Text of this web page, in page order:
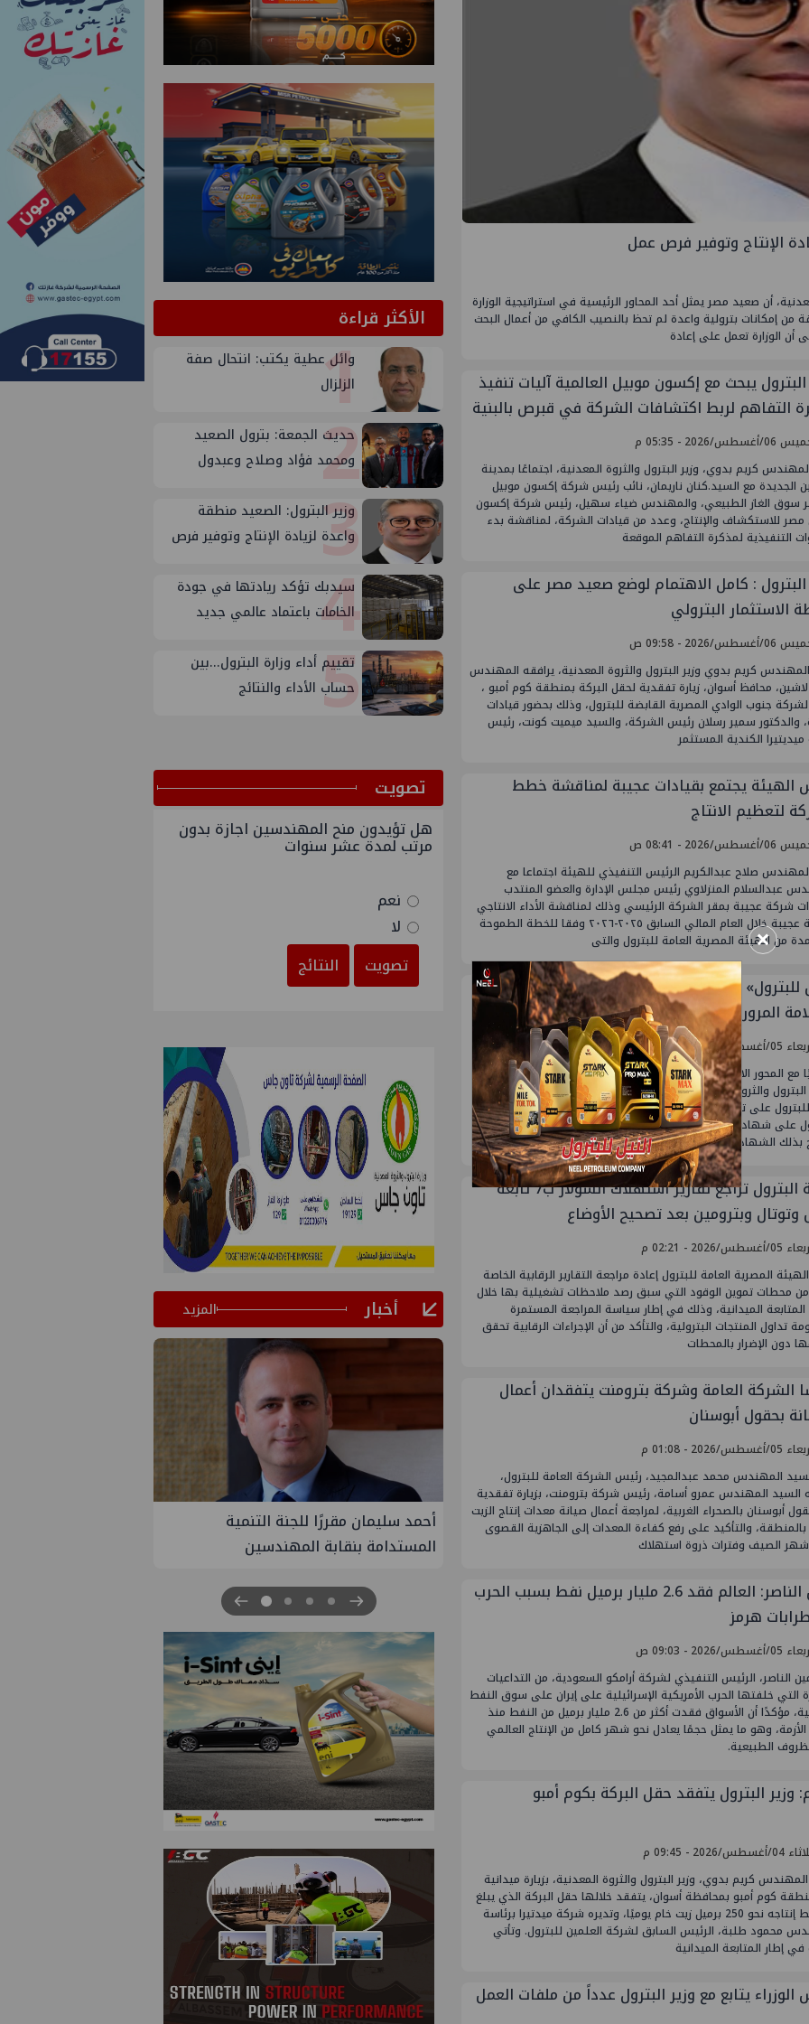
الإنتاج وتوفير فرص عمل
أن صعيد مصر يمثل أحد المحاور الرئيسية في استراتيجية الوزارة
من إمكانات بترولية واعدة لم تحظ بالنصيب الكافي من أعمال البحث
أن الوزارة تعمل على إعادة
البترول يبحث مع إكسون موبيل العالمية آليات تنفيذ
التفاهم لربط اكتشافات الشركة في قبرص بالبنية
المصرية2026 - 05:35 م
كريم بدوي، وزير البترول والثروة المعدنية، اجتماعًا بمدينة
الجديدة مع السيد.كنان ناريمان، نائب رئيس شركة إكسون موبيل
سوق الغاز الطبيعي، والمهندس ضياء سهيل، رئيس شركة إكسون
مصر للاستكشاف والإنتاج، وعدد من قيادات الشركة، لمناقشة بدء
التنفيذية لمذكرة التفاهم الموقعة
البترول : كامل الاهتمام لوضع صعيد مصر على
الاستثمار البترولي
2026 - 09:58 ص
كريم بدوي وزير البترول والثروة المعدنية، يرافقه المهندس
محافظ أسوان، زيارة تفقدية لحقل البركة بمنطقة كوم أمبو ،
لشركة جنوب الوادي المصرية القابضة للبترول، وذلك بحضور قيادات
والدكتور سمير رسلان رئيس الشركة، والسيد ميميت كونت، رئيس
الكندية المستثمر
الهيئة يجتمع بقيادات عجيبة لمناقشة خطط
لتعظيم الانتاج
2026 - 08:41 ص
صلاح عبدالكريم الرئيس التنفيذي للهيئة اجتماعا مع
عبدالسلام المنزلاوي رئيس مجلس الإدارة والعضو المنتدب
شركة عجيبة بمقر الشركة الرئيسي وذلك لمناقشة الأداء الانتاجي
لشركة عجيبة خلال العام المالي السابق ٢٠٢٥-٢٠٢٦ وفقا للخطة الطموحة
من الهيئة المصرية العامة للبترول والتى
النيل للبترول» تحصد شهادة «ISO 39001» لنظام إدارة
المرورية بجهود ذاتية
2026 - 04:07 م
مع المحور الاستراتيجي الخامس ضمن المحاور الاستراتيجية الستة
البترول والثروة المعدنية، - وفي خطوة جديدة تعكس حرص شركة
للبترول على ترسيخ معايير الجودة والسلامة ، نجحت الشركة في
الحصول على شهادة ISO 39001 الخاصة بنظام إدارة السلامة المرورية،
بذلك الشهادة الخامسة ضمن منظومة
هيئة البترول تراجع تقارير استهلاك السولار ب7 تابعة
وتوتال وبترومين بعد تصحيح الأوضاع
2026 - 02:21 م
المصرية العامة للبترول إعادة مراجعة التقارير الرقابية الخاصة
محطات تموين الوقود التي سبق رصد ملاحظات تشغيلية بها خلال
الميدانية، وذلك في إطار سياسة المراجعة المستمرة
تداول المنتجات البترولية، والتأكد من أن الإجراءات الرقابية تحقق
دون الإضرار بالمحطات
الشركة العامة وشركة بترومنت يتفقدان أعمال
بحقول أبوسنان
2026 - 01:08 م
المهندس محمد عبدالمجيد، رئيس الشركة العامة للبترول،
السيد المهندس عمرو أسامة، رئيس شركة بترومنت، بزيارة تفقدية
أبوسنان بالصحراء الغربية، لمراجعة أعمال صيانة معدات إنتاج الزيت
بالمنطقة، والتأكيد على رفع كفاءة المعدات إلى الجاهزية القصوى
الصيف وفترات ذروة استهلاك
أمين الناصر: العالم فقد 2.6 مليار برميل نفط بسبب الحرب
هرمز
2026 - 09:03 ص
الناصر، الرئيس التنفيذي لشركة أرامكو السعودية، من التداعيات
التي خلفتها الحرب الأمريكية الإسرائيلية على إيران على سوق النفط
العالمية، مؤكدًا أن الأسواق فقدت أكثر من 2.6 مليار برميل من النفط منذ
الأزمة، وهو ما يمثل حجمًا يعادل نحو شهر كامل من الإنتاج العالمي
الطبيعية.
وزير البترول يتفقد حقل البركة بكوم أمبو
2026 - 09:45 م
كريم بدوي، وزير البترول والثروة المعدنية، بزيارة ميدانية
كوم أمبو بمحافظة أسوان، يتفقد خلالها حقل البركة الذي يبلغ
متوسط إنتاجه نحو 250 برميل زيت خام يوميًا، وتديره شركة ميدتيرا برئاسة
محمود طلبة، الرئيس السابق لشركة العلمين للبترول. وتأتي
في إطار المتابعة الميدانية
الوزراء يتابع مع وزير البترول عدداً من ملفات العمل
الأكثر قراءة
1
وائل عطية يكتب: انتحال صفة
الزلزال
2
حديث الجمعة: بترول الصعيد
ومحمد فؤاد وصلاح وعبدول
3
وزير البترول: الصعيد منطقة
واعدة لزيادة الإنتاج وتوفير فرص
4
سيدبك تؤكد ريادتها في جودة
الخامات باعتماد عالمي جديد
5
تقييم أداء وزارة البترول...بين
حساب الأداء والنتائج
ﺗﺼﻮﻳﺖ
هل تؤيدون منح المهندسين اجازة بدون
مرتب لمدة عشر سنوات
نعم
لا
تصويت
النتائج
أخبار المزيد
في
أحمد سليمان مقررًا للجنة التنمية
المستدامة بنقابة المهندسين
PMS تنهي أعمال إنزال الخطوط البحرية
الثلاث بمشروع المرحلة الرابعة لتنمية حقل
سيناء للبترول
×